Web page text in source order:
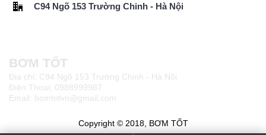
C94 Ngõ 153 Trường Chinh - Hà Nội
BƠM TỐT
Địa chỉ: C94 Ngõ 153 Trường Chinh - Hà Nội
Điện Thoại: 0988999987
Email: bomtotvn@gmail.com
Copyright © 2018, BƠM TỐT